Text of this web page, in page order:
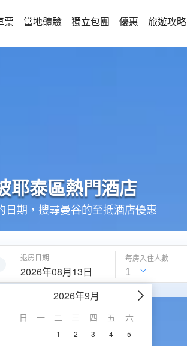
票 當地體驗 獨立包團 優惠 旅遊攻略
耶泰區熱門酒店
日期，搜尋曼谷的至抵酒店優惠
退房日期
2026年08月13日
2026年9月
日 一 二 三 四 五 六
1 2 3 4
5
每房入住人數